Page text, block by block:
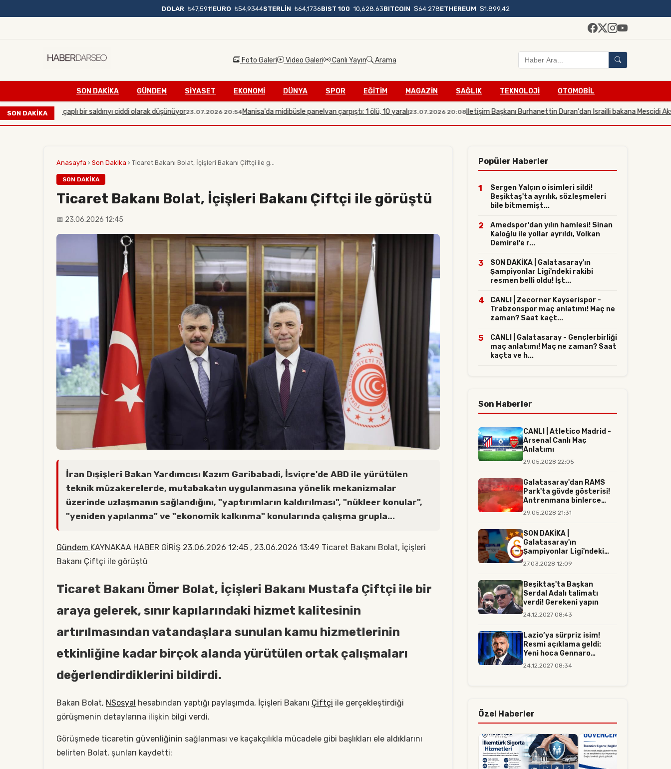
DOLAR ₺47,5911EURO ₺54,9344STERLİN ₺64,1736BIST 100 10,628.63BITCOIN $64.278ETHEREUM $1.899,42
Foto Galeri Video Galeri Canlı Yayın Arama
SON DAKIKA GÜNDEM SİYASET EKONOMİ DÜNYA SPOR EĞİTİM MAGAZİN SAĞLIK TEKNOLOJİ OTOMOBİL
SON DAKİKA
büyük çaplı bir saldırıyı ciddi olarak düşünüyor23.07.2026 20:54Manisa'da midibüsle panelvan çarpıştı: 1 ölü, 10 yaralı23.07.2026 20:08İletişim Başkanı Burhanettin Duran'dan İsrailli bakana Mescidi Aksa
Anasayfa › Son Dakika › Ticaret Bakanı Bolat, İçişleri Bakanı Çiftçi ile g...
SON DAKIKA
Ticaret Bakanı Bolat, İçişleri Bakanı Çiftçi ile görüştü
📅 23.06.2026 12:45
İran Dışişleri Bakan Yardımcısı Kazım Garibabadi, İsviçre'de ABD ile yürütülen
teknik müzakerelerde, mutabakatın uygulanmasına yönelik mekanizmalar
üzerinde uzlaşmanın sağlandığını, "yaptırımların kaldırılması", "nükleer konular",
"yeniden yapılanma" ve "ekonomik kalkınma" konularında çalışma grupla...
Gündem KAYNAKAA HABER GİRİŞ 23.06.2026 12:45 , 23.06.2026 13:49 Ticaret Bakanı Bolat, İçişleri
Bakanı Çiftçi ile görüştü
Ticaret Bakanı Ömer Bolat, İçişleri Bakanı Mustafa Çiftçi ile bir
araya gelerek, sınır kapılarındaki hizmet kalitesinin
artırılmasından vatandaşlara sunulan kamu hizmetlerinin
etkinliğine kadar birçok alanda yürütülen ortak çalışmaları
değerlendirdiklerini bildirdi.
Bakan Bolat, NSosyal hesabından yaptığı paylaşımda, İçişleri Bakanı Çiftçi ile gerçekleştirdiği
görüşmenin detaylarına ilişkin bilgi verdi.
Görüşmede ticaretin güvenliğinin sağlanması ve kaçakçılıkla mücadele gibi başlıkları ele aldıklarını
belirten Bolat, şunları kaydetti:
Popüler Haberler
1
Sergen Yalçın o isimleri sildi!
Beşiktaş'ta ayrılık, sözleşmeleri
bile bitmemişt...
2
Amedspor'dan yılın hamlesi! Sinan
Kaloğlu ile yollar ayrıldı, Volkan
Demirel'e r...
3
SON DAKİKA | Galatasaray'ın
Şampiyonlar Ligi'ndeki rakibi
resmen belli oldu! İşt...
4
CANLI | Zecorner Kayserispor -
Trabzonspor maç anlatımı! Maç ne
zaman? Saat kaçt...
5
CANLI | Galatasaray - Gençlerbirliği
maç anlatımı! Maç ne zaman? Saat
kaçta ve h...
Son Haberler
CANLI | Atletico Madrid -
Arsenal Canlı Maç
Anlatımı
29.05.2028 22:05
Galatasaray'dan RAMS
Park'ta gövde gösterisi!
Antrenmana binlerce
tara...
29.05.2028 21:31
SON DAKİKA |
Galatasaray'ın
Şampiyonlar Ligi'ndeki
rakibi resmen belli...
27.03.2028 12:09
Beşiktaş'ta Başkan
Serdal Adalı talimatı
verdi! Gerekeni yapın
24.12.2027 08:43
Lazio’ya sürpriz isim!
Resmi açıklama geldi:
Yeni hoca Gennaro
Gattuso...
24.12.2027 08:34
Özel Haberler